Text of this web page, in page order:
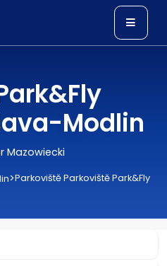
Modlin
Mazowiecki
>Parkoviště Parkoviště Park&Fly